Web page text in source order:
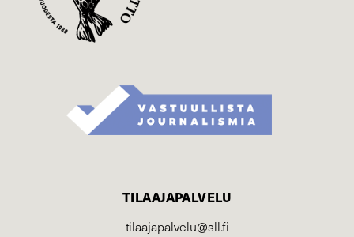
TILAAJAPALVELU
tilaajapalvelu@sll.fi